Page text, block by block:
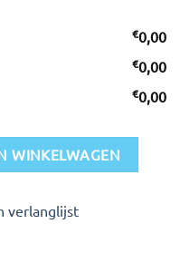
€0,00
€0,00
€0,00
WINKELWAGEN
verlanglijst